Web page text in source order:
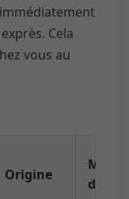
Cela
vous au
Origine